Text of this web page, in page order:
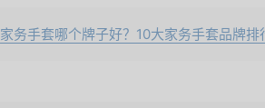
家务手套哪个牌子好？10大家务手套品牌排